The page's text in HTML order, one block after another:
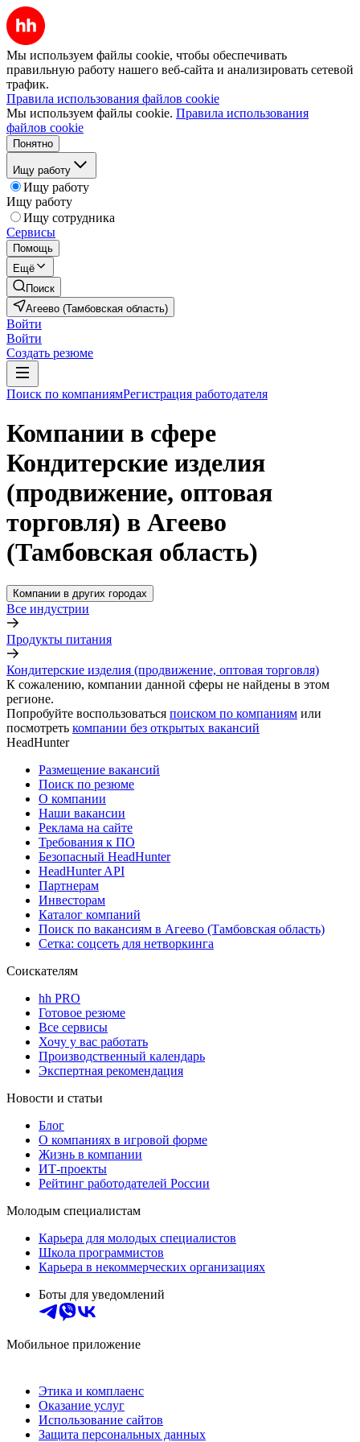
Мы используем файлы cookie, чтобы обеспечивать
правильную работу нашего веб-сайта и анализировать сетевой
трафик.
Правила использования файлов cookie
Мы используем файлы cookie. Правила использования
файлов cookie
Понятно
Ищу работу
Ищу работу
Ищу работу
Ищу сотрудника
Сервисы
Помощь
Ещё
Поиск
Агеево (Тамбовская область)
Войти
Войти
Создать резюме
Поиск по компаниямРегистрация работодателя
Компании в сфере
Кондитерские изделия
(продвижение, оптовая
торговля) в Агеево
(Тамбовская область)
Компании в других городах
Все индустрии
Продукты питания
Кондитерские изделия (продвижение, оптовая торговля)
К сожалению, компании данной сферы не найдены в этом
регионе.
Попробуйте воспользоваться поиском по компаниям или
посмотреть компании без открытых вакансий
HeadHunter
Размещение вакансий
Поиск по резюме
О компании
Наши вакансии
Реклама на сайте
Требования к ПО
Безопасный HeadHunter
HeadHunter API
Партнерам
Инвесторам
Каталог компаний
Поиск по вакансиям в Агеево (Тамбовская область)
Сетка: соцсеть для нетворкинга
Соискателям
hh PRO
Готовое резюме
Все сервисы
Хочу у вас работать
Производственный календарь
Экспертная рекомендация
Новости и статьи
Блог
О компаниях в игровой форме
Жизнь в компании
ИТ-проекты
Рейтинг работодателей России
Молодым специалистам
Карьера для молодых специалистов
Школа программистов
Карьера в некоммерческих организациях
Боты для уведомлений
Мобильное приложение
Этика и комплаенс
Оказание услуг
Использование сайтов
Защита персональных данных